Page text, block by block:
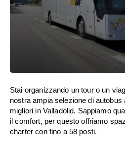
Stai organizzando un tour o un
nostra ampia selezione di autobus
migliori in Valladolid. Sappiamo
il comfort, per questo offriamo
charter con fino a 58 posti.